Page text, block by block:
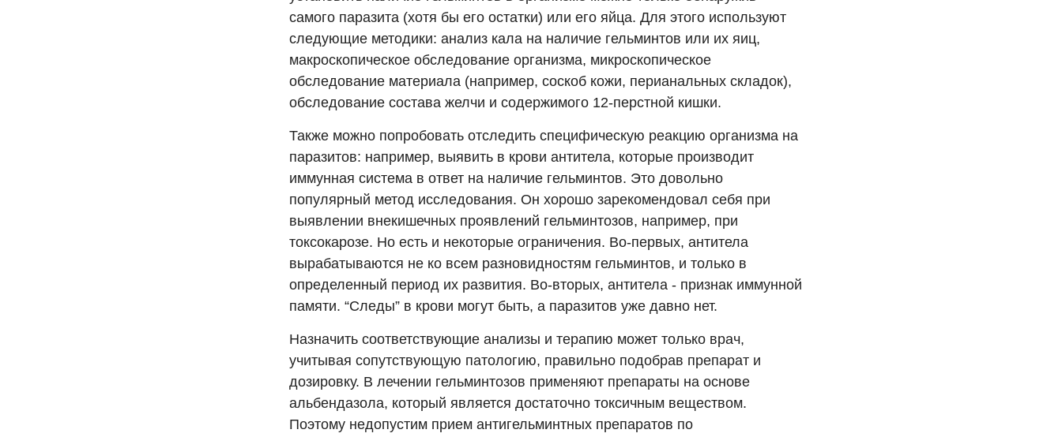
самого паразита (хотя бы его остатки) или его яйца. Для этого используют
следующие методики: анализ кала на наличие гельминтов или их яиц,
макроскопическое обследование организма, микроскопическое
обследование материала (например, соскоб кожи, перианальных складок),
обследование состава желчи и содержимого 12-перстной кишки.
Также можно попробовать отследить специфическую реакцию организма на
паразитов: например, выявить в крови антитела, которые производит
иммунная система в ответ на наличие гельминтов. Это довольно
популярный метод исследования. Он хорошо зарекомендовал себя при
выявлении внекишечных проявлений гельминтозов, например, при
токсокарозе. Но есть и некоторые ограничения. Во-первых, антитела
вырабатываются не ко всем разновидностям гельминтов, и только в
определенный период их развития. Во-вторых, антитела - признак иммунной
памяти. “Следы” в крови могут быть, а паразитов уже давно нет.
Назначить соответствующие анализы и терапию может только врач,
учитывая сопутствующую патологию, правильно подобрав препарат и
дозировку. В лечении гельминтозов применяют препараты на основе
альбендазола, который является достаточно токсичным веществом.
Поэтому недопустим прием антигельминтных препаратов по